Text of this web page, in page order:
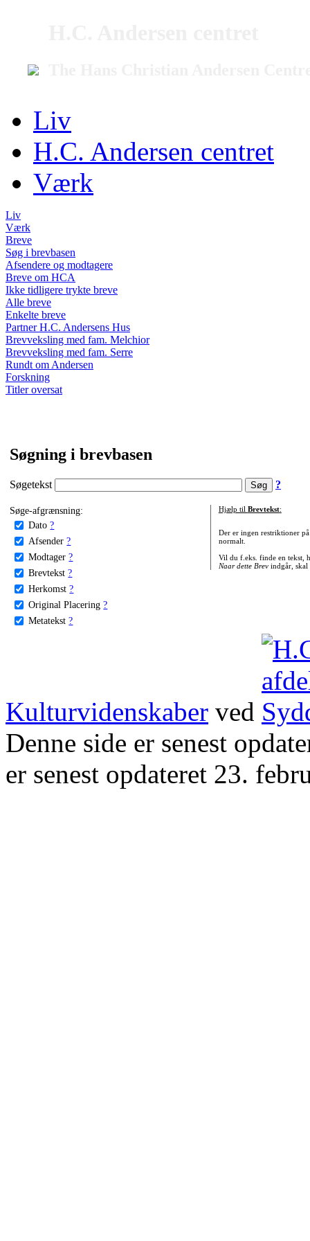
Liv
H.C. Andersen centret
Værk
Liv
Værk
Breve
Søg i brevbasen
Afsendere og modtagere
Breve om HCA
Ikke tidligere trykte breve
Alle breve
Enkelte breve
Partner H.C. Andersens Hus
Brevveksling med fam. Melchior
Brevveksling med fam. Serre
Rundt om Andersen
Forskning
Titler oversat
Søgning i brevbasen
Søgetekst ?
Søge-afgrænsning:
Dato ?
Afsender ?
Modtager ?
Brevtekst ?
Herkomst ?
Original Placering ?
Metatekst ?
Hjælp til Brevtekst:
Der er ingen restriktioner
normalt.
Vil du f.eks. finde en tekst,
Naar dette Brevindgår, skal
Kulturvidenskaber ved
Denne side er senest
er senest opdateret 23.